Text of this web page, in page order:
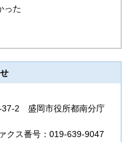
った
2 盛岡市役所都南分庁
クス番号：019-639-9047